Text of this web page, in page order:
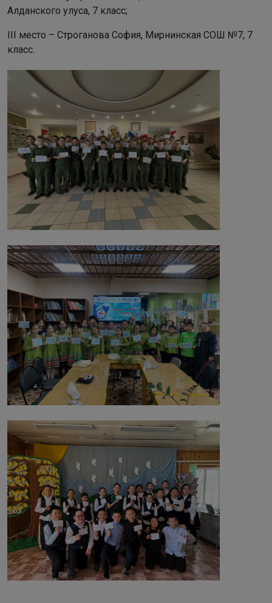
Алданского улуса, 7 класс;
III место – Строганова София, Мирнинская СОШ №7, 7
класс.